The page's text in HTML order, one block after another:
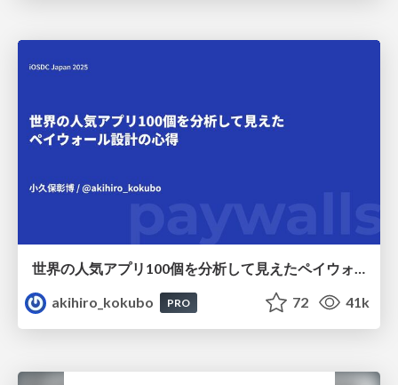
akihiro_kokubo
PRO 72 41k